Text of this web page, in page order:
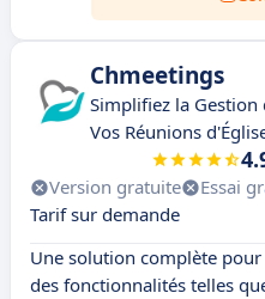
Chmeetings
Simplifiez la Gestion
Vos Réunions
Version gratuite Essai
Tarif sur demande
Une solution complète
des fonctionnalités telles